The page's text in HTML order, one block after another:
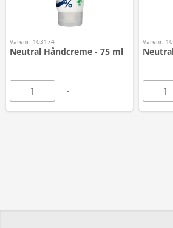
Varenr. 103174
Neutral Håndcreme - 75 ml
Varenr.